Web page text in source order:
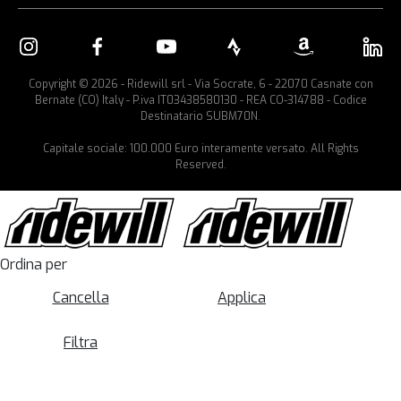
Copyright © 2026 - Ridewill srl - Via Socrate, 6 - 22070 Casnate con
Bernate (CO) Italy - P.iva IT03438580130 - REA CO-314788 - Codice
Destinatario SUBM70N.
Capitale sociale: 100.000 Euro interamente versato. All Rights
Reserved.
Ordina per
Cancella
Applica
Filtra